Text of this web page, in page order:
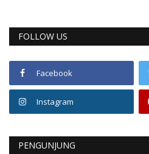
FOLLOW US
Facebook
Instagram
PENGUNJUNG